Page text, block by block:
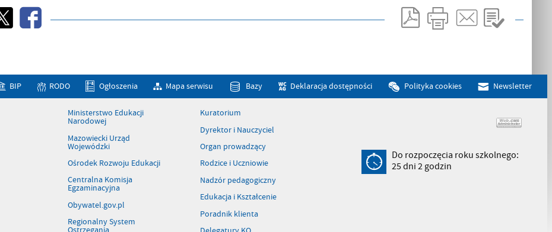
BIP RODO Ogłoszenia Mapa serwisu Bazy Deklaracja dostępności Polityka cookies Newsletter
Ministerstwo Edukacji
Narodowej
Mazowiecki Urząd
Wojewódzki
Ośrodek Rozwoju Edukacji
Centralna Komisja
Egzaminacyjna
Obywatel.gov.pl
Regionalny System
Kuratorium
Dyrektor i Nauczyciel
Organ prowadzący
Rodzice i Uczniowie
Nadzór pedagogiczny
Edukacja i Kształcenie
Poradnik klienta
Do rozpoczęcia roku szkolnego:
25dni2 godzin